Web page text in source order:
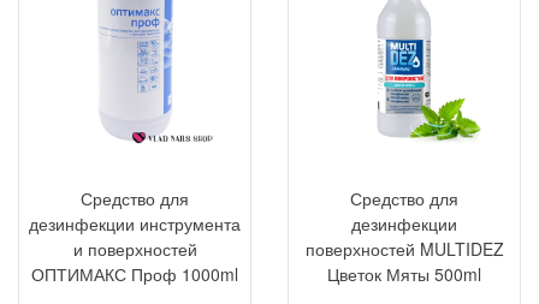
Средство для
дезинфекции инструмента
и поверхностей
ОПТИМАКС Проф 1000ml
Средство для
дезинфекции
поверхностей MULTIDEZ
Цветок Мяты 500ml